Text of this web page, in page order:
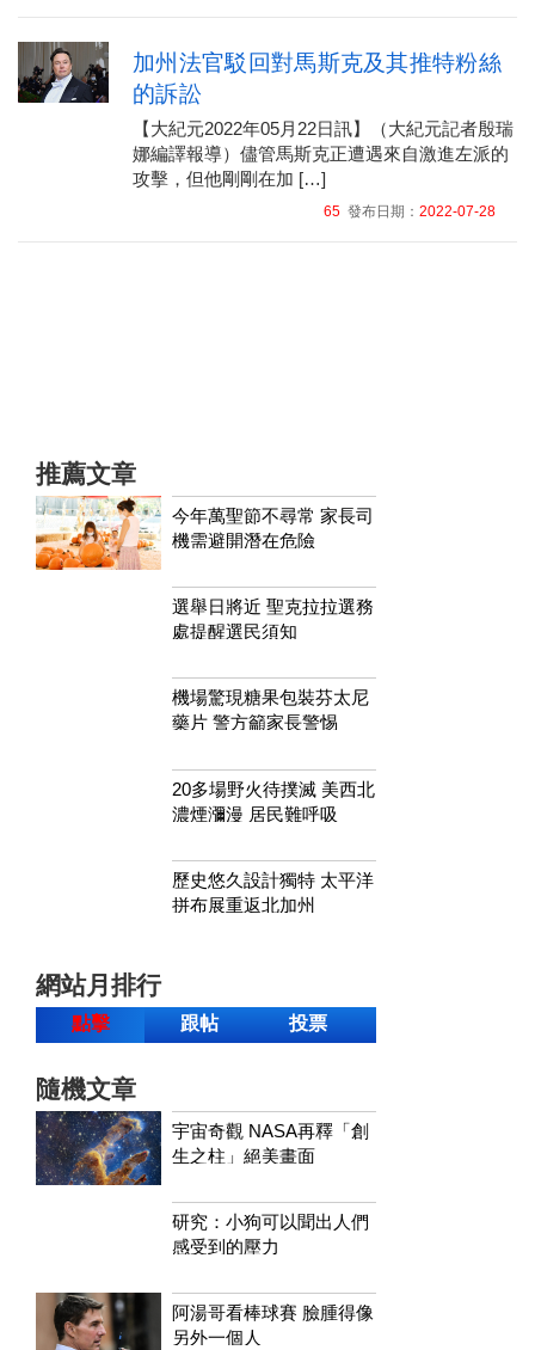
加州法官駁回對馬斯克及其推特粉絲
的訴訟
【大紀元2022年05月22日訊】（大紀元記者殷瑞
娜編譯報導）儘管馬斯克正遭遇來自激進左派的
攻擊，但他剛剛在加 […]
65發布日期： 2022-07-28
推薦文章
今年萬聖節不尋常 家長司
機需避開潛在危險
選舉日將近 聖克拉拉選務
處提醒選民須知
機場驚現糖果包裝芬太尼
藥片 警方籲家長警惕
20多場野火待撲滅 美西北
濃煙瀰漫 居民難呼吸
歷史悠久設計獨特 太平洋
拼布展重返北加州
網站月排行
點擊 跟帖 投票
隨機文章
宇宙奇觀 NASA再釋「創
生之柱」絕美畫面
研究：小狗可以聞出人們
感受到的壓力
阿湯哥看棒球賽 臉腫得像
另外一個人